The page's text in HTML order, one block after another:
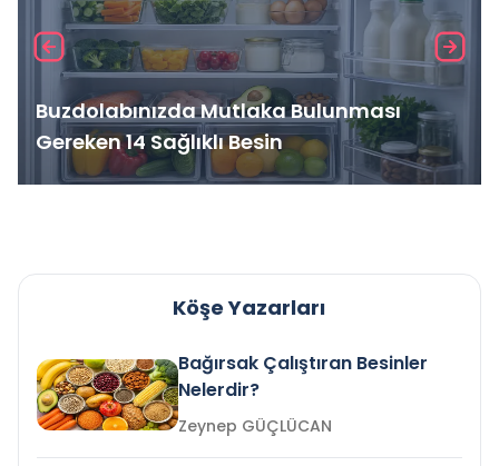
Buzdolabınızda Mutlaka Bulunması
Gereken 14 Sağlıklı Besin
Köşe Yazarları
Bağırsak Çalıştıran Besinler
Nelerdir?
Zeynep GÜÇLÜCAN